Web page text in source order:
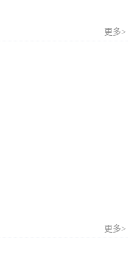
更多>
更多>